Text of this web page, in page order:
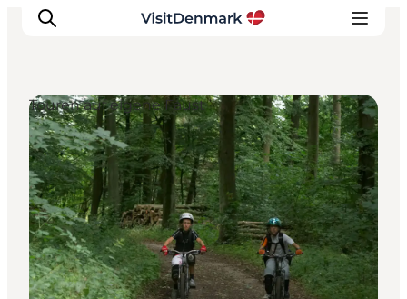
Inspiration
Regionen
Erlebnisse
Unterkünfte
Reiseplanung
Touren auf eigene Faust